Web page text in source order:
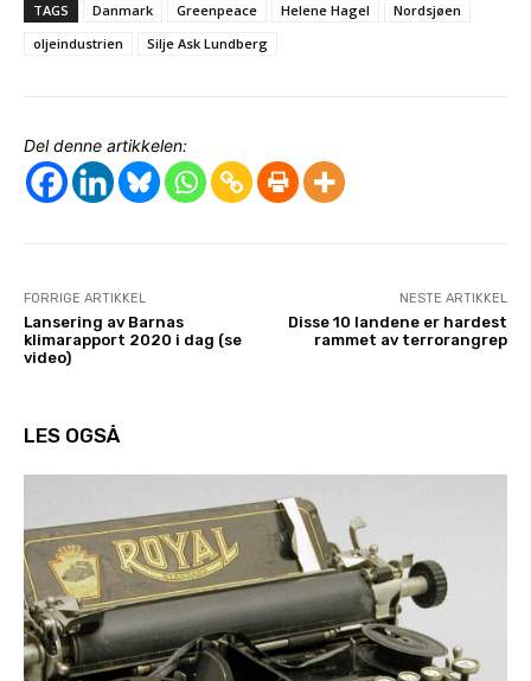
TAGS Danmark Greenpeace Helene Hagel
Nordsjøen
oljeindustrien
Silje Ask Lundberg
Del denne artikkelen:
FORRIGE ARTIKKEL
Lansering av Barnas
klimarapport 2020 i dag (se
video)
NESTE ARTIKKEL
Disse 10 landene er hardest
rammet av terrorangrep
LES OGSÅ